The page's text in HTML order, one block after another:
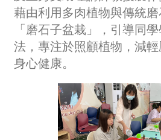
藉由利用多肉植物與傳統
「磨石子盆栽」，引導同
法，專注於照顧植物，減
身心健康。